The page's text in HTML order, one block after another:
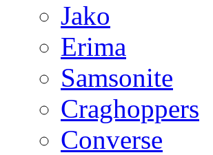
Jako
Erima
Samsonite
Craghoppers
Converse